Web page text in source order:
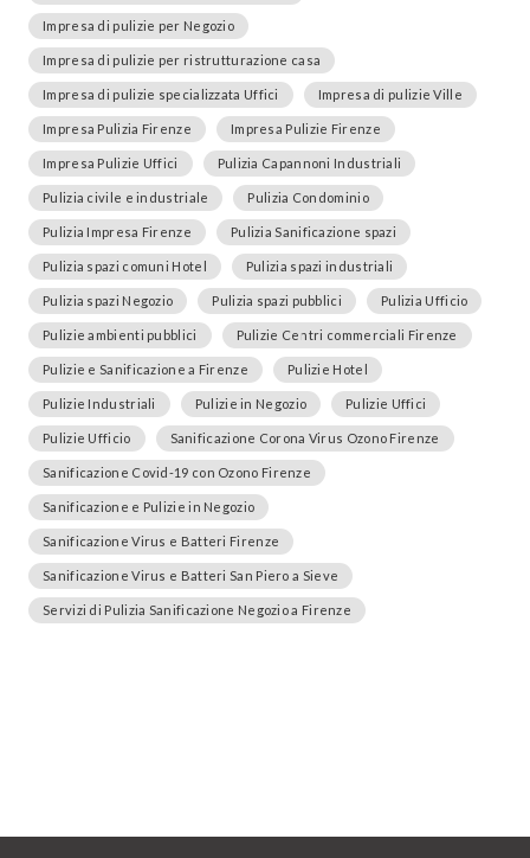
Impresa di pulizie per Negozio
Impresa di pulizie per ristrutturazione casa
Impresa di pulizie specializzata Uffici Impresa di pulizie Ville
Impresa Pulizia Firenze Impresa Pulizie Firenze
Impresa Pulizie Uffici Pulizia Capannoni Industriali
Pulizia civile e industriale Pulizia Condominio
Pulizia Impresa Firenze Pulizia Sanificazione spazi
Pulizia spazi comuni Hotel Pulizia spazi industriali
Pulizia spazi Negozio Pulizia spazi pubblici Pulizia Ufficio
Pulizie ambienti pubblici Pulizie Centri commerciali Firenze
Pulizie e Sanificazione a Firenze Pulizie Hotel
Pulizie Industriali Pulizie in Negozio Pulizie Uffici
Pulizie Ufficio Sanificazione Corona Virus Ozono Firenze
Sanificazione Covid-19 con Ozono Firenze
Sanificazione e Pulizie in Negozio
Sanificazione Virus e Batteri Firenze
Sanificazione Virus e Batteri San Piero a Sieve
Servizi di Pulizia Sanificazione Negozio a Firenze